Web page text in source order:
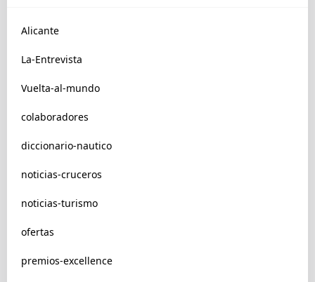
Alicante
La-Entrevista
Vuelta-al-mundo
colaboradores
diccionario-nautico
noticias-cruceros
noticias-turismo
ofertas
premios-excellence